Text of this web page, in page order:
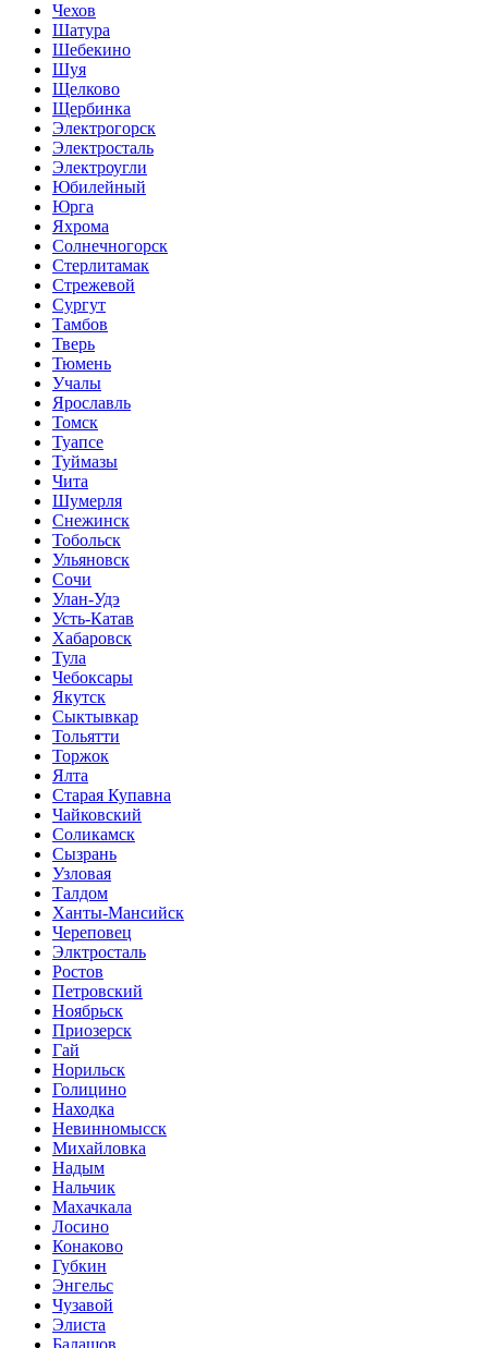
Чехов
Шатура
Шебекино
Шуя
Щелково
Щербинка
Электрогорск
Электросталь
Электроугли
Юбилейный
Юрга
Яхрома
Солнечногорск
Стерлитамак
Стрежевой
Сургут
Тамбов
Тверь
Тюмень
Учалы
Ярославль
Томск
Туапсе
Туймазы
Чита
Шумерля
Снежинск
Тобольск
Ульяновск
Сочи
Улан-Удэ
Усть-Катав
Хабаровск
Тула
Чебоксары
Якутск
Сыктывкар
Тольятти
Торжок
Ялта
Старая Купавна
Чайковский
Соликамск
Сызрань
Узловая
Талдом
Ханты-Мансийск
Череповец
Элктросталь
Ростов
Петровский
Ноябрьск
Приозерск
Гай
Норильск
Голицино
Находка
Невинномысск
Михайловка
Надым
Нальчик
Махачкала
Лосино
Конаково
Губкин
Энгельс
Чузавой
Элиста
Балашов